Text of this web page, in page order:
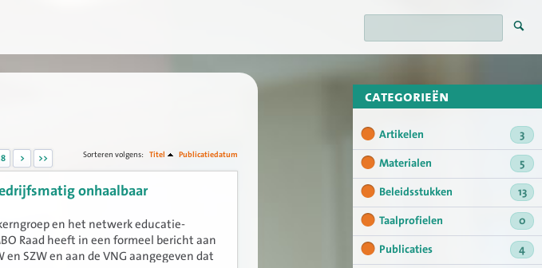
categorieën
Artikelen
3
Materialen
5
Beleidsstukken
13
Taalprofielen
0
Publicaties
4
> >> Sorteren volgens: Titel Publicatiedatum
onhaalbaar
en het netwerk educatie-
Raad heeft in een formeel bericht aan
en SZW en aan de VNG aangegeven dat